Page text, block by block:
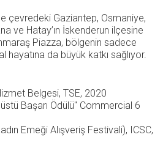
çevredeki Gaziantep, Osmaniye,
ve Hatay’ın İskenderun ilçesine
Piazza, bölgenin sadece
da büyük katkı sağlıyor.
Belgesi, TSE, 2020
Başarı Ödülü'' Commercial 6
Emeği Alışveriş Festivali), ICSC,